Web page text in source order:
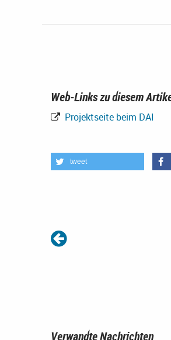
Web-Links zu diesem
Projektseite beim DAI
tweet
Verwandte Nachrichten